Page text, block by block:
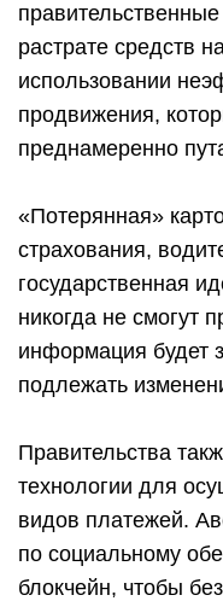
растрате средств
использовании
продвижения,
преднамеренно
«Потерянная»
страхования,
государственная
никогда не смогут
информация будет
подлежать
Правительства
технологии для
видов платежей.
по социальному
блокчейн, чтобы